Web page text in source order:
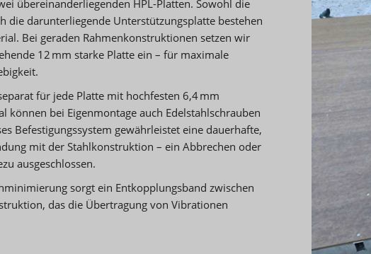
übereinanderliegenden HPL-Platten. Sowohl die
die darunterliegende Unterstützungsplatte bestehen
Bei geraden Rahmenkonstruktionen setzen wir
12 mm starke Platte ein – für maximale
für jede Platte mit hochfesten 6,4 mm
können bei Eigenmontage auch Edelstahlschrauben
Befestigungssystem gewährleistet eine dauerhafte,
mit der Stahlkonstruktion – ein Abbrechen oder
ausgeschlossen.
sorgt ein Entkopplungsband zwischen
das die Übertragung von Vibrationen